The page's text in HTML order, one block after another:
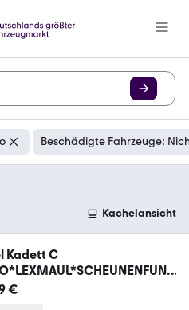
Beschädigte Fahrzeuge:
Kachelansicht
Kadett C
€